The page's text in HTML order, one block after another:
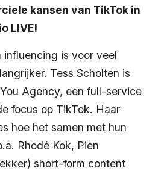
kansen van TikTok in
LIVE!
influencing is voor veel
Tess Scholten is
Agency, een full-service
focus op TikTok. Haar
hoe het samen met hun
Rhodé Kok, Pien
short-form content